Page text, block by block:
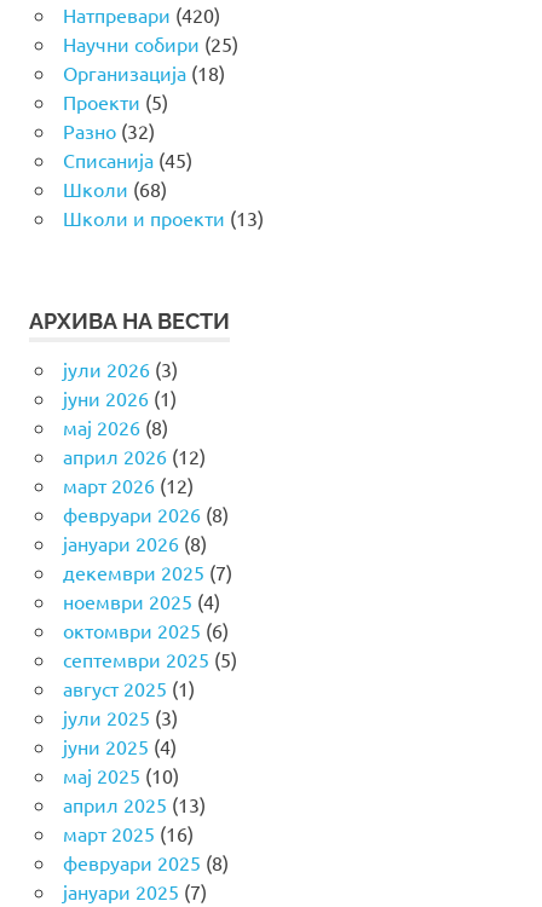
Натпревари (420)
Научни собири (25)
Организација(18)
Проекти (5)
Разно(32)
Списанија(45)
Школи (68)
Школи и проекти (13)
АРХИВА НА ВЕСТИ
јули 2026(3)
јуни 2026(1)
мај 2026(8)
април 2026(12)
март 2026(12)
февруари 2026(8)
јануари 2026(8)
декември 2025 (7)
ноември 2025 (4)
октомври 2025 (6)
септември 2025 (5)
август 2025 (1)
јули 2025 (3)
јуни 2025 (4)
мај 2025 (10)
април 2025 (13)
март 2025 (16)
февруари 2025 (8)
јануари 2025 (7)